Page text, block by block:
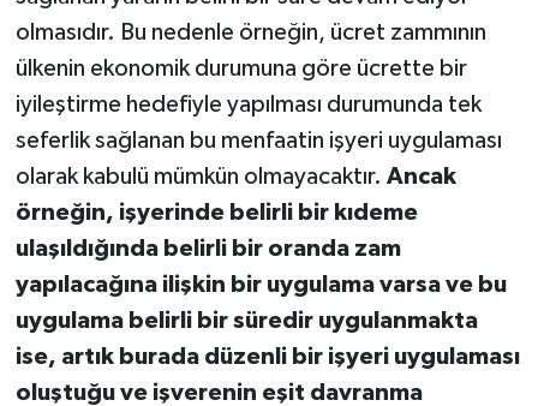
olmasıdır. Bu nedenle örneğin, ücret zammının
ülkenin ekonomik durumuna göre ücrette bir
iyileştirme hedefiyle yapılması durumunda tek
seferlik sağlanan bu menfaatin işyeri uygulaması
olarak kabulü mümkün olmayacaktır. Ancak
örneğin, işyerinde belirli bir kıdeme
ulaşıldığında belirli bir oranda zam
yapılacağına ilişkin bir uygulama varsa ve bu
uygulama belirli bir süredir uygulanmakta
ise, artık burada düzenli bir işyeri uygulaması
oluştuğu ve işverenin eşit davranma